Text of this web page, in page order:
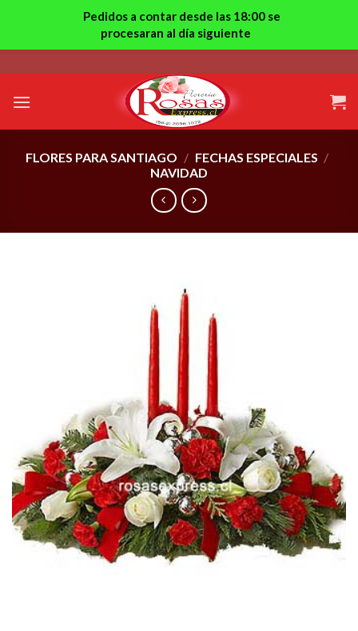
to
content
FLORES PARA SANTIAGO / FECHAS ESPECIALES /
NAVIDAD
Pedidos a contar desde las 18:00 se
procesaran al día siguiente